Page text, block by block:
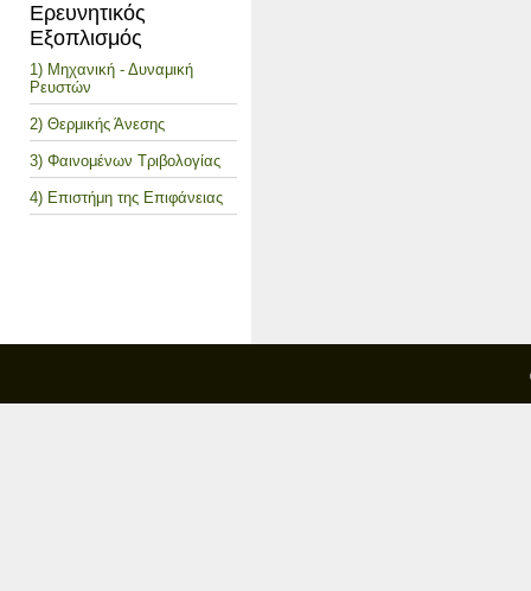
Ερευνητικός
Εξοπλισμός
1) Μηχανική - Δυναμική
Ρευστών
2) Θερμικής Άνεσης
3) Φαινομένων Τριβολογίας
4) Επιστήμη της Επιφάνειας